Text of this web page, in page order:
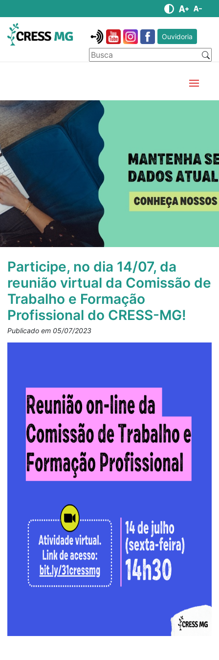
Ouvidoria
Participe, no dia 14/07, da
reunião virtual da Comissão de
Trabalho e Formação
Profissional do CRESS-MG!
Publicado em 05/07/2023